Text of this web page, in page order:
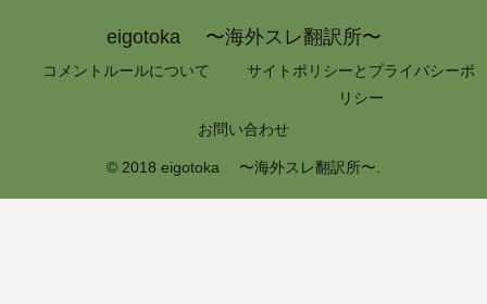
eigotoka 〜海外スレ翻訳所〜
コメントルールについて
サイトポリシーとプライバシーポ
リシー
お問い合わせ
© 2018 eigotoka 〜海外スレ翻訳所〜.